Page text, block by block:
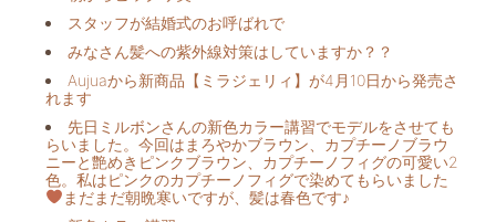
スタッフが結婚式のお呼ばれで
みなさん髪への紫外線対策はしていますか？？
Aujuaから新商品【ミラジェリィ】が4月10日から発売さ
れます
先日ミルボンさんの新色カラー講習でモデルをさせても
らいました。今回はまろやかブラウン、カプチーノブラウ
ニーと艶めきピンクブラウン、カプチーノフィグの可愛い2
色。私はピンクのカプチーノフィグで染めてもらいました
まだまだ朝晩寒いですが、髪は春色です♪